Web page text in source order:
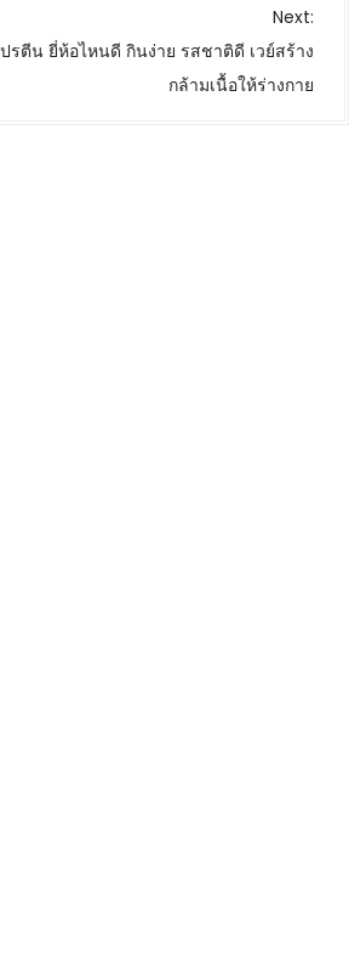
Next:
รตีน ยี่ห้อไหนดี กินง่าย รสชาติดี เวย์สร้าง
กล้ามเนื้อให้ร่างกาย